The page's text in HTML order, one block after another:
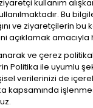
kullanım
Bu
ve ziyaretçilerin
açıklamak amacıyla
ve çerez
Politika ile uyumlu
verilerinizi de
kapsamında